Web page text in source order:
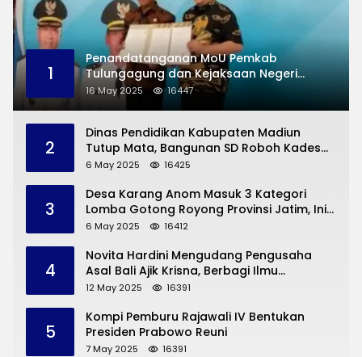
1
Penandatanganan MoU Pemkab
Tulungagung dan Kejaksaan Negeri
Permasalahan Hukum
16 May 2025 16447
2
Dinas Pendidikan Kabupaten Madiun
Tutup Mata, Bangunan SD Roboh Kades
Dermorejo Bangun Pakai Dana Pribadi
6 May 2025 16425
3
Desa Karang Anom Masuk 3 Kategori
Lomba Gotong Royong Provinsi Jatim, Ini
yang Disampaikan Sekda Trenggalek
6 May 2025 16412
4
Novita Hardini Mengudang Pengusaha
Asal Bali Ajik Krisna, Berbagi Ilmu
Pengembangan Pariwisata dan UMKM
12 May 2025 16391
5
Kompi Pemburu Rajawali IV Bentukan
Presiden Prabowo Reuni
7 May 2025 16391